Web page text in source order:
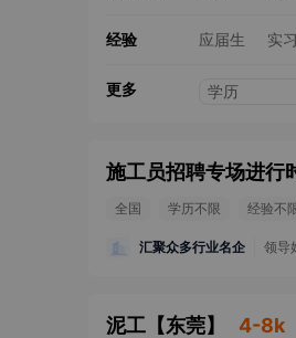
经验 应届生 实
更多 学历
施工员招聘专场进行
全国 学历不限 经验不
汇聚众多行业名企 领导
泥工 【东莞】 4-8k